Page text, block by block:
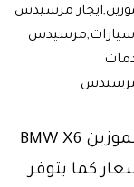
مرسيدس
سيارات,مرسيدس
مرسيدس
وكاله ايجار ليموزين إيجار سيارات ليموزين BMW X6
الأسعار كما يتوفر